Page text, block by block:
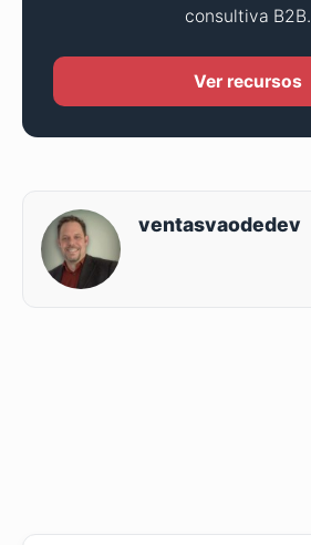
consultiva B2B.
Ver recursos
ventasvaodedev